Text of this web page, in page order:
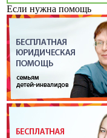
Если нужна помощь